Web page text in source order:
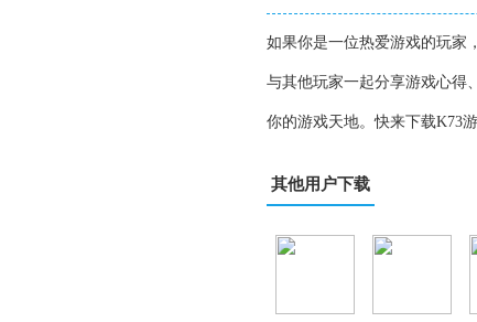
如果你是一位热爱游戏的玩家
与其他玩家一起分享游戏心得
你的游戏天地。快来下载K73
其他用户下载